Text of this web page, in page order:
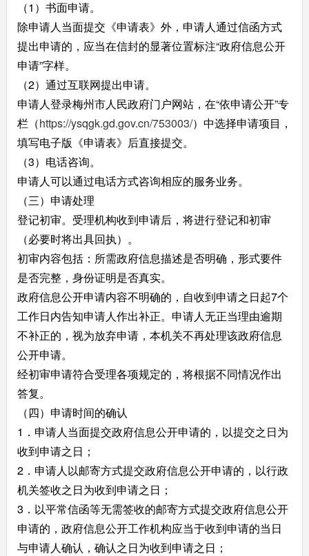
（1）书面申请。
除申请人当面提交《申请表》外，申请人通过信函方式
提出申请的，应当在信封的显著位置标注“政府信息公开
申请”字样。
（2）通过互联网提出申请。
申请人登录梅州市人民政府门户网站，在“依申请公开”专
栏（https://ysqgk.gd.gov.cn/753003/）中选择申请项目，
填写电子版《申请表》后直接提交。
（3）电话咨询。
申请人可以通过电话方式咨询相应的服务业务。
（三）申请处理
登记初审。受理机构收到申请后，将进行登记和初审
（必要时将出具回执）。
初审内容包括：所需政府信息描述是否明确，形式要件
是否完整，身份证明是否真实。
政府信息公开申请内容不明确的，自收到申请之日起7个
工作日内告知申请人作出补正。申请人无正当理由逾期
不补正的，视为放弃申请，本机关不再处理该政府信息
公开申请。
经初审申请符合受理各项规定的，将根据不同情况作出
答复。
（四）申请时间的确认
1．申请人当面提交政府信息公开申请的，以提交之日为
收到申请之日；
2．申请人以邮寄方式提交政府信息公开申请的，以行政
机关签收之日为收到申请之日；
3．以平常信函等无需签收的邮寄方式提交政府信息公开
申请的，政府信息公开工作机构应当于收到申请的当日
与申请人确认，确认之日为收到申请之日；